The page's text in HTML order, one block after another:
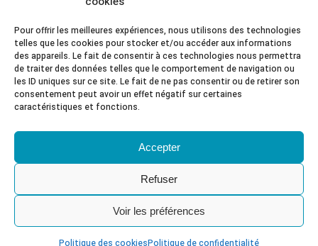
Pour offrir les meilleures expériences, nous utilisons des technologies
telles que les cookies pour stocker et/ou accéder aux informations
des appareils. Le fait de consentir à ces technologies nous permettra
de traiter des données telles que le comportement de navigation ou
les ID uniques sur ce site. Le fait de ne pas consentir ou de retirer son
consentement peut avoir un effet négatif sur certaines
caractéristiques et fonctions.
Accepter
Refuser
Voir les préférences
Politique des cookiesPolitique de confidentialité
13 rue de l'abreuvoir , 32400 COURBEVOIE
ghomeenergy@gmail.com